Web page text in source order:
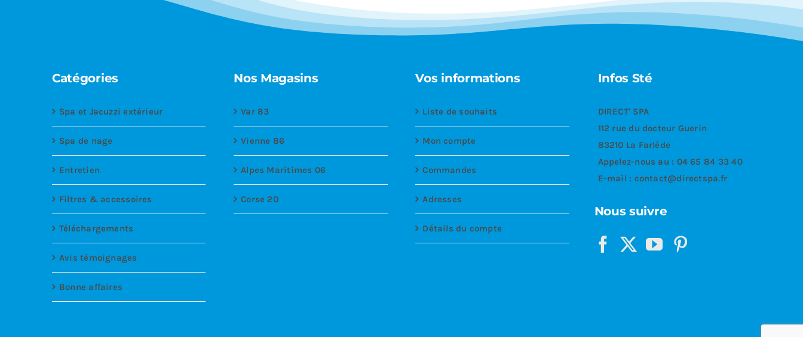
Catégories
Spa et Jacuzzi extérieur
Spa de nage
Entretien
Filtres & accessoires
Téléchargements
Avis témoignages
Bonne affaires
Nos Magasins
Var 83
Vienne 86
Alpes Maritimes 06
Corse 20
Vos informations
Liste de souhaits
Mon compte
Commandes
Adresses
Détails du compte
Infos Sté
DIRECT' SPA
112 rue du docteur Guerin
83210 La Farlède
Appelez-nous au : 04 65 84 33 40
E-mail : contact@directspa.fr
Nous suivre